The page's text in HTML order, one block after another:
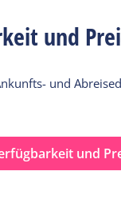
und
und
und